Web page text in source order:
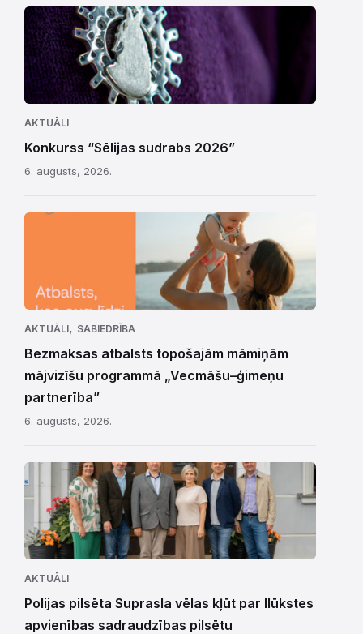
AKTUĀLI
Konkurss “Sēlijas sudrabs 2026”
6. augusts, 2026.
AKTUĀLI, SABIEDRĪBA
Bezmaksas atbalsts topošajām māmiņām
mājvizīšu programmā „Vecmāšu–ģimeņu
partnerība”
6. augusts, 2026.
AKTUĀLI
Polijas pilsēta Suprasla vēlas kļūt par Ilūkstes
apvienības sadraudzības pilsētu